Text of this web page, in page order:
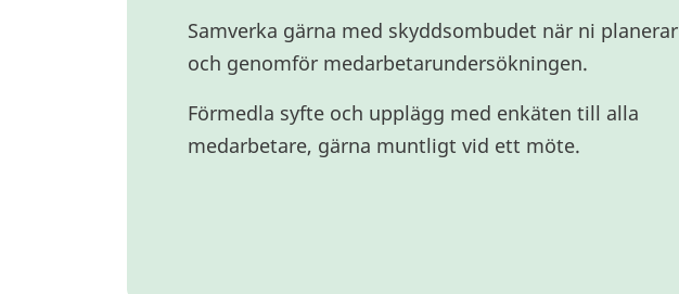
Samverka gärna med skyddsombudet när ni planerar
och genomför medarbetarundersökningen.
Förmedla syfte och upplägg med enkäten till alla
medarbetare, gärna muntligt vid ett möte.